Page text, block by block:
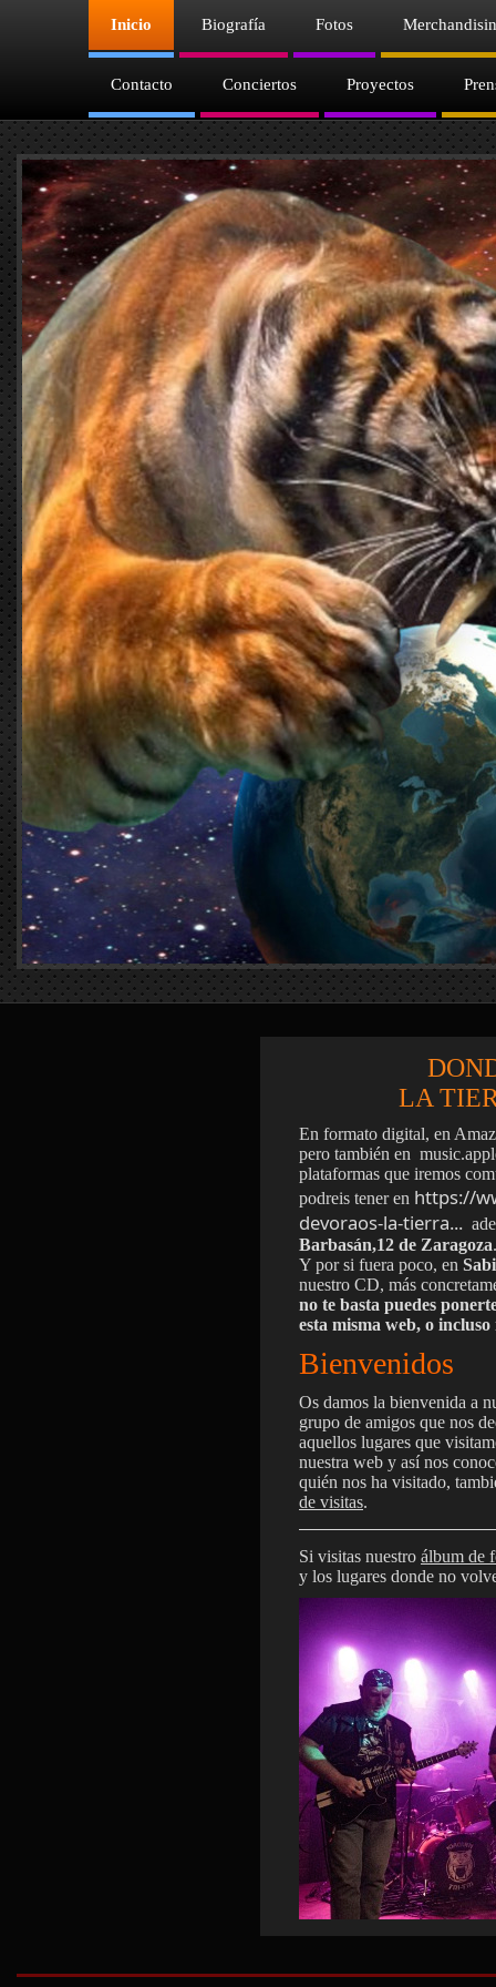
Inicio Biografía Fotos
Contacto Conciertos Proyectos
LA
En formato digital, en
pero también en
plataformas que iremos
podreis tener en https://
devoraos-la-tierra...
Barbasán,12 de Zaragoza
Y por si fuera poco, en
nuestro CD, más
no te basta puedes
esta misma web, o
Bienvenidos
Os damos la bienvenida a
grupo de amigos que nos
aquellos lugares que
nuestra web y así nos
quién nos ha visitado,
de visitas.
Si visitas nuestro álbum de
y los lugares donde no